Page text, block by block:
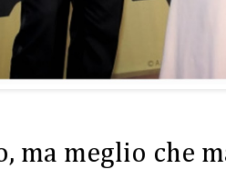
ma meglio che